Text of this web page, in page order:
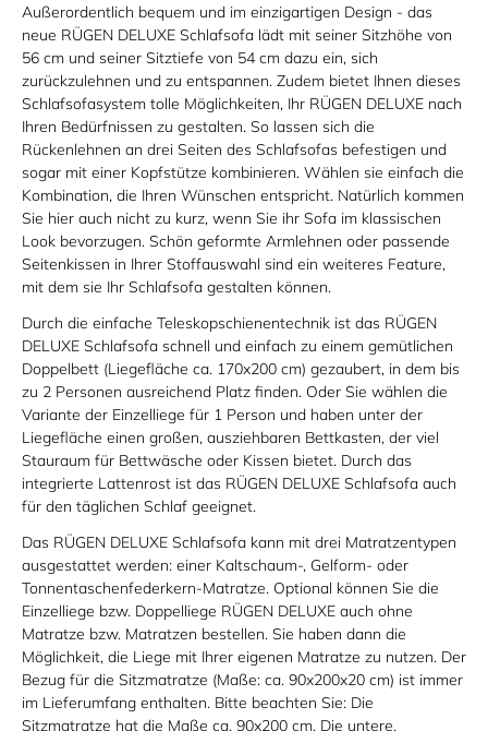
Außerordentlich bequem und im einzigartigen Design - das
neue RÜGEN DELUXE Schlafsofa lädt mit seiner Sitzhöhe von
56 cm und seiner Sitztiefe von 54 cm dazu ein, sich
zurückzulehnen und zu entspannen. Zudem bietet Ihnen dieses
Schlafsofasystem tolle Möglichkeiten, Ihr RÜGEN DELUXE nach
Ihren Bedürfnissen zu gestalten. So lassen sich die
Rückenlehnen an drei Seiten des Schlafsofas befestigen und
sogar mit einer Kopfstütze kombinieren. Wählen sie einfach die
Kombination, die Ihren Wünschen entspricht. Natürlich kommen
Sie hier auch nicht zu kurz, wenn Sie ihr Sofa im klassischen
Look bevorzugen. Schön geformte Armlehnen oder passende
Seitenkissen in Ihrer Stoffauswahl sind ein weiteres Feature,
mit dem sie Ihr Schlafsofa gestalten können.
Durch die einfache Teleskopschienentechnik ist das RÜGEN
DELUXE Schlafsofa schnell und einfach zu einem gemütlichen
Doppelbett (Liegefläche ca. 170x200 cm) gezaubert, in dem bis
zu 2 Personen ausreichend Platz finden. Oder Sie wählen die
Variante der Einzelliege für 1 Person und haben unter der
Liegefläche einen großen, ausziehbaren Bettkasten, der viel
Stauraum für Bettwäsche oder Kissen bietet. Durch das
integrierte Lattenrost ist das RÜGEN DELUXE Schlafsofa auch
für den täglichen Schlaf geeignet.
Das RÜGEN DELUXE Schlafsofa kann mit drei Matratzentypen
ausgestattet werden: einer Kaltschaum-, Gelform- oder
Tonnentaschenfederkern-Matratze. Optional können Sie die
Einzelliege bzw. Doppelliege RÜGEN DELUXE auch ohne
Matratze bzw. Matratzen bestellen. Sie haben dann die
Möglichkeit, die Liege mit Ihrer eigenen Matratze zu nutzen. Der
Bezug für die Sitzmatratze (Maße: ca. 90x200x20 cm) ist immer
im Lieferumfang enthalten. Bitte beachten Sie: Die
Sitzmatratze hat die Maße ca. 90x200 cm. Die untere,